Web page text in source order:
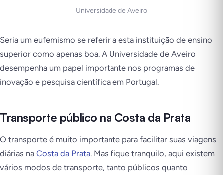
Universidade de Aveiro
Seria um eufemismo se referir a esta instituição de ensino
superior como apenas boa. A Universidade de Aveiro
desempenha um papel importante nos programas de
inovação e pesquisa científica em Portugal.
Transporte público na Costa da Prata
O transporte é muito importante para facilitar suas viagens
diárias na Costa da Prata. Mas fique tranquilo, aqui existem
vários modos de transporte, tanto públicos quanto